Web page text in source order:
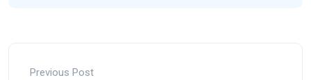
Previous Post